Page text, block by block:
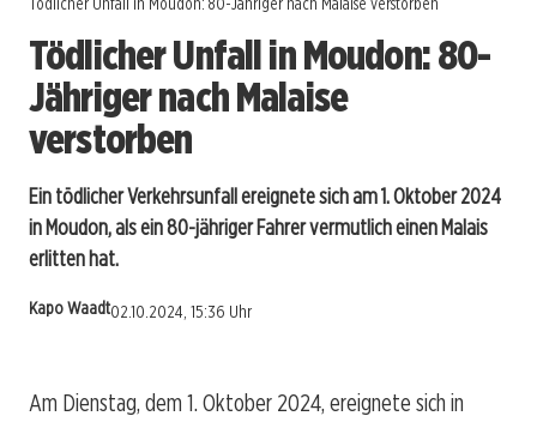
Tödlicher Unfall in Moudon: 80-
Jähriger nach Malaise
verstorben
Ein tödlicher Verkehrsunfall ereignete sich am 1. Oktober 2024
in Moudon, als ein 80-jähriger Fahrer vermutlich einen Malais
erlitten hat.
Kapo Waadt02.10.2024, 15:36 Uhr
Am Dienstag, dem 1. Oktober 2024, ereignete sich in